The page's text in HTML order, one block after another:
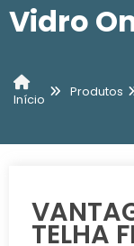
Vidro
Início
Produtos
TELHA